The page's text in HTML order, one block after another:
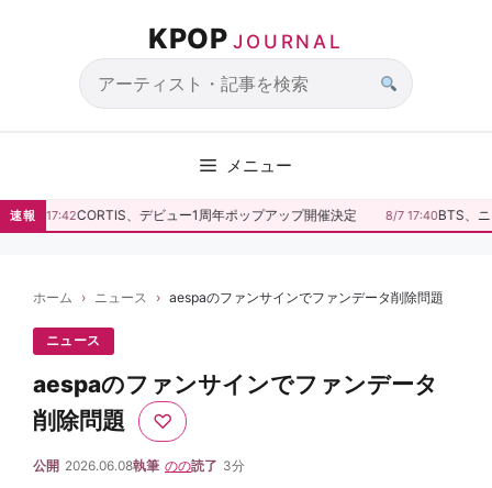
キ
ッ
KPOP JOURNAL
サ
検
索
メニュー
速報
8/7 17:42CORTIS、デビュー1周年ポップアップ開催決定 8/7 17:40BTS、ニ
ホーム ニュース aespaのファンサインでファンデータ削除問題
ニュース
aespaのファンサインでファンデータ
削除問題
♡
公開 2026.06.08執筆 のの読了 3分